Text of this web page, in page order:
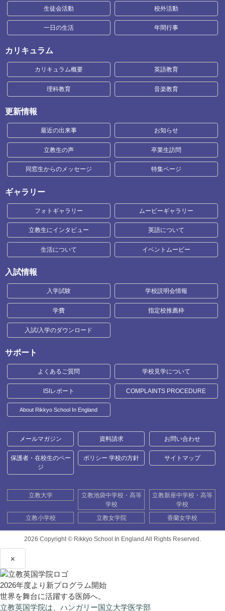
生徒会活動 校外活動
一日の生活 年間行事
カリキュラム
カリキュラム概要 英語教育
理科教育 音楽教育
更新情報
最近の出来事 お知らせ
立教生の声 卒業生訪問
同窓生からのメッセージ 特集ページ
ギャラリー
フォトギャラリー ムービーギャラリー
立教生にインタビュー 英語について
生活について イベントムービー
入試情報
入学試験 学校説明会情報
学費 指定校推薦枠
入試/入学のダウンロード
サポート
よくあるご質問 学校見学について
ISIレポート COMPLAINTS PROCEDURE
About Rikkyo School In England
メールマガジン 資料請求 お問い合わせ
保護者・在校生のペー
ジ
ポリシー 学校の方針 サイトマップ
立教大学
立教池袋中学校・高等
学校
立教新座中学校・高等
学校
立教小学校
立教女学院 香蘭女学校
2026 Copyright © Rikkyo School In England All Rights Reserved.
×
2026年度より新プログラム開始
世界を舞台に活躍する医師へ。
立教英国学院は、ハンガリー国立大学医学部